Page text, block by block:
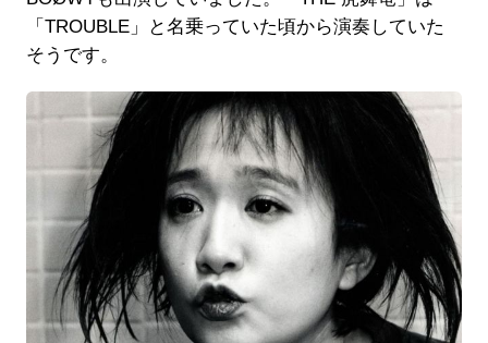
「TROUBLE」と名乗っていた頃から演奏していた
そうです。